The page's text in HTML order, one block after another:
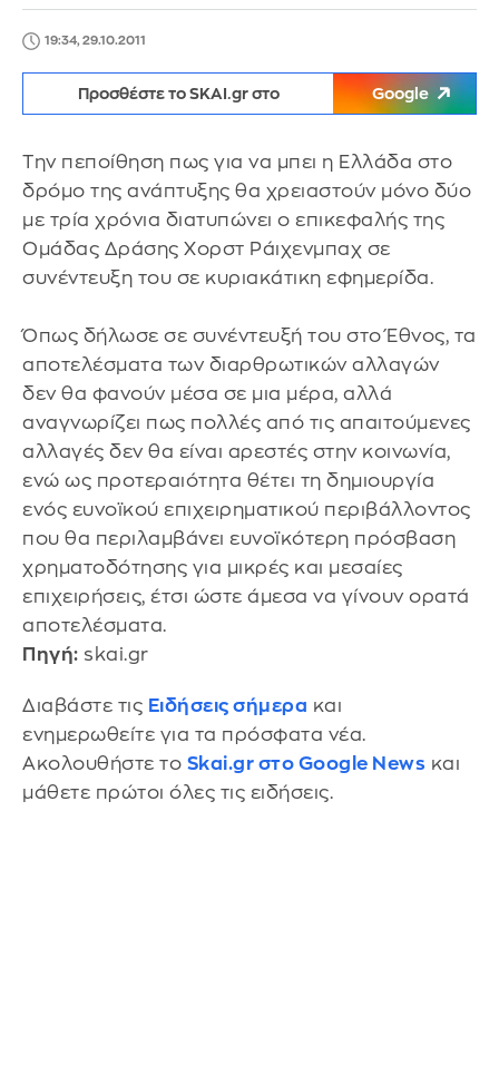
19:34, 29.10.2011
Προσθέστε το SKAI.gr στο Google
Την πεποίθηση πως για να μπει η Ελλάδα στο
δρόμο της ανάπτυξης θα χρειαστούν μόνο δύο
με τρία χρόνια διατυπώνει ο επικεφαλής της
Ομάδας Δράσης Χορστ Ράιχενμπαχ σε
συνέντευξη του σε κυριακάτικη εφημερίδα.
Όπως δήλωσε σε συνέντευξή του στο Έθνος, τα
αποτελέσματα των διαρθρωτικών αλλαγών
δεν θα φανούν μέσα σε μια μέρα, αλλά
αναγνωρίζει πως πολλές από τις απαιτούμενες
αλλαγές δεν θα είναι αρεστές στην κοινωνία,
ενώ ως προτεραιότητα θέτει τη δημιουργία
ενός ευνοϊκού επιχειρηματικού περιβάλλοντος
που θα περιλαμβάνει ευνοϊκότερη πρόσβαση
χρηματοδότησης για μικρές και μεσαίες
επιχειρήσεις, έτσι ώστε άμεσα να γίνουν ορατά
αποτελέσματα.
Πηγή: skai.gr
Διαβάστε τις Ειδήσεις σήμερα και
ενημερωθείτε για τα πρόσφατα νέα.
Ακολουθήστε το Skai.gr στο Google News και
μάθετε πρώτοι όλες τις ειδήσεις.